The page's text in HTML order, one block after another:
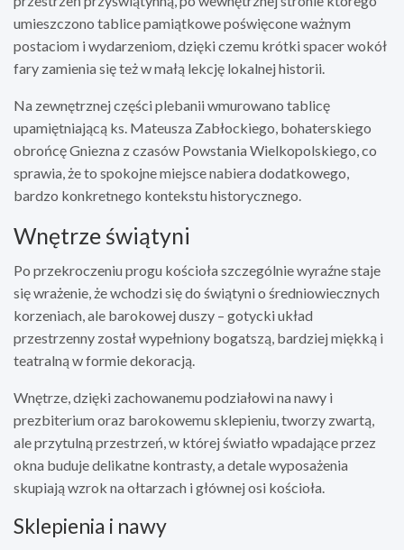
umieszczono tablice pamiątkowe poświęcone ważnym
postaciom i wydarzeniom, dzięki czemu krótki spacer wokół
fary zamienia się też w małą lekcję lokalnej historii.
Na zewnętrznej części plebanii wmurowano tablicę
upamiętniającą ks. Mateusza Zabłockiego, bohaterskiego
obrońcę Gniezna z czasów Powstania Wielkopolskiego, co
sprawia, że to spokojne miejsce nabiera dodatkowego,
bardzo konkretnego kontekstu historycznego.
Wnętrze świątyni
Po przekroczeniu progu kościoła szczególnie wyraźne staje
się wrażenie, że wchodzi się do świątyni o średniowiecznych
korzeniach, ale barokowej duszy – gotycki układ
przestrzenny został wypełniony bogatszą, bardziej miękką i
teatralną w formie dekoracją.
Wnętrze, dzięki zachowanemu podziałowi na nawy i
prezbiterium oraz barokowemu sklepieniu, tworzy zwartą,
ale przytulną przestrzeń, w której światło wpadające przez
okna buduje delikatne kontrasty, a detale wyposażenia
skupiają wzrok na ołtarzach i głównej osi kościoła.
Sklepienia i nawy